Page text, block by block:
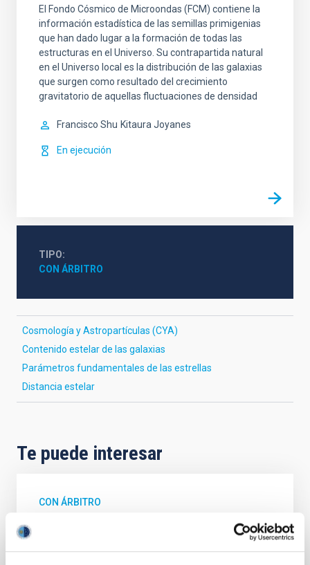
El Fondo Cósmico de Microondas (FCM) contiene la
información estadística de las semillas primigenias
que han dado lugar a la formación de todas las
estructuras en el Universo. Su contrapartida natural
en el Universo local es la distribución de las galaxias
que surgen como resultado del crecimiento
gravitatorio de aquellas fluctuaciones de densidad
Francisco Shu Kitaura Joyanes
En ejecución
TIPO
CON ÁRBITRO
Cosmología y Astropartículas (CYA)
Contenido estelar de las galaxias
Parámetros fundamentales de las estrellas
Distancia estelar
Te puede interesar
CON ÁRBITRO
Magnetic Field Alignment with Dense
Cores in the Transition between Cloud and